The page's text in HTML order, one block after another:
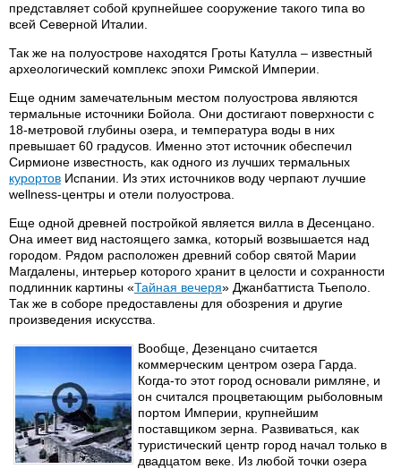
представляет собой крупнейшее сооружение такого типа во
всей Северной Италии.
Так же на полуострове находятся Гроты Катулла – известный
археологический комплекс эпохи Римской Империи.
Еще одним замечательным местом полуострова являются
термальные источники Бойола. Они достигают поверхности с
18-метровой глубины озера, и температура воды в них
превышает 60 градусов. Именно этот источник обеспечил
Сирмионе известность, как одного из лучших термальных
курортов Испании. Из этих источников воду черпают лучшие
wellness-центры и отели полуострова.
Еще одной древней постройкой является вилла в Десенцано.
Она имеет вид настоящего замка, который возвышается над
городом. Рядом расположен древний собор святой Марии
Магдалены, интерьер которого хранит в целости и сохранности
подлинник картины «Тайная вечеря» Джанбаттиста Тьеполо.
Так же в соборе предоставлены для обозрения и другие
произведения искусства.
Вообще, Дезенцано считается
коммерческим центром озера Гарда.
Когда-то этот город основали римляне, и
он считался процветающим рыболовным
портом Империи, крупнейшим
поставщиком зерна. Развиваться, как
туристический центр город начал только в
двадцатом веке. Из любой точки озера